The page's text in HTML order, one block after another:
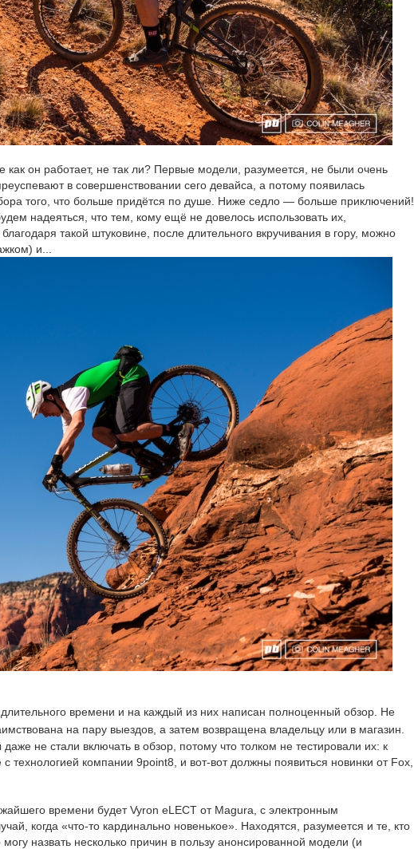
как он работает, не так ли? Первые модели, разумеется, не были очень
в совершенствовании сего девайса, а потому появилась
того, что больше придётся по душе. Ниже седло — больше приключений!
надеяться, что тем, кому ещё не довелось использовать их,
такой штуковине, после длительного вкручивания в гору, можно
и...
времени и на каждый из них написан полноценный обзор. Не
на пару выездов, а затем возвращена владельцу или в магазин.
не стали включать в обзор, потому что толком не тестировали их: к
технологией компании 9point8, и вот-вот должны появиться новинки от Fox,
времени будет Vyron eLECT от Magura, с электронным
когда «что-то кардинально новенькое». Находятся, разумеется и те, кто
назвать несколько причин в пользу анонсированной модели (и